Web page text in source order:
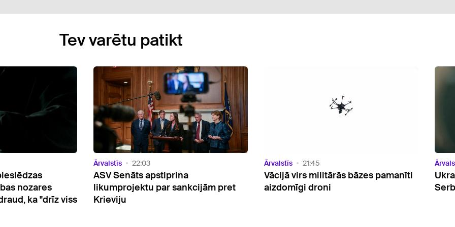
Tev varētu patikt
pret
Ārvalstīs 21:45
Vācijā virs militārās bāzes pamanīti
aizdomīgi droni
Ārvalstīs 20:23
Ukrainas prezidents ieradies vizītē
Serbijā